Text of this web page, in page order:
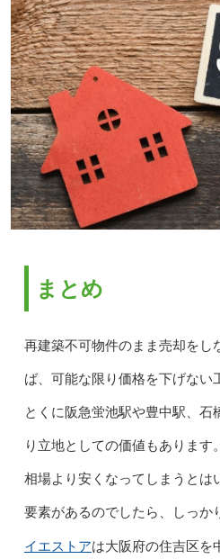
まとめ
再建築不可物件のまま売却をし
ば、可能な限り価格を下げない
とくに阪急蛍池駅や豊中駅、石
り立地としての価値もあります。
相場より安くなってしまうとは
要素があるのでしたら、しっか
イエストアは大阪府の住吉区を